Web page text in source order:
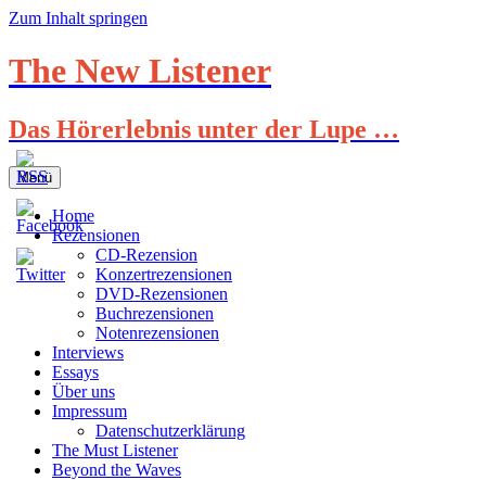
Zum Inhalt springen
The New Listener
Das Hörerlebnis unter der Lupe …
Menü
Home
Rezensionen
CD-Rezension
Konzertrezensionen
DVD-Rezensionen
Buchrezensionen
Notenrezensionen
Interviews
Essays
Über uns
Impressum
Datenschutzerklärung
The Must Listener
Beyond the Waves